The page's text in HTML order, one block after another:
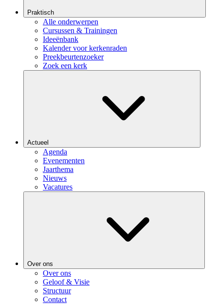
Praktisch
Alle onderwerpen
Cursussen & Trainingen
Ideeënbank
Kalender voor kerkenraden
Preekbeurtenzoeker
Zoek een kerk
Actueel
Agenda
Evenementen
Jaarthema
Nieuws
Vacatures
Over ons
Over ons
Geloof & Visie
Structuur
Contact